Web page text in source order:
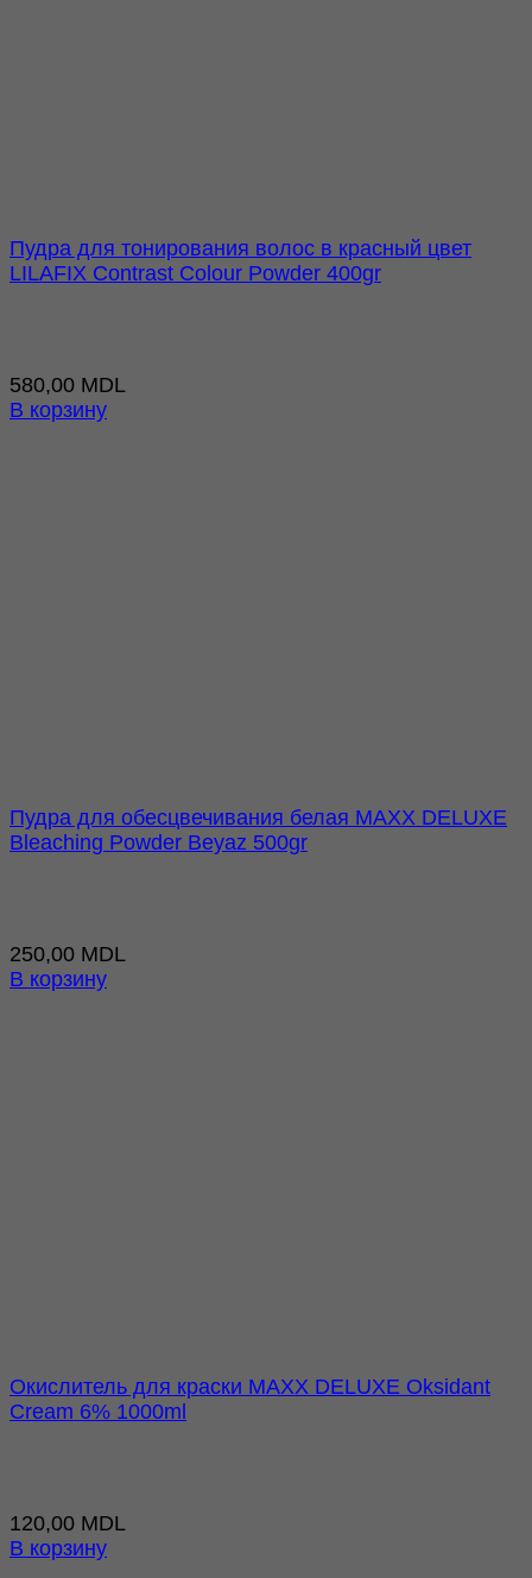
Пудра для тонирования волос в красный цвет
LILAFIX Contrast Colour Powder 400gr
580,00 MDL
В корзину
Пудра для обесцвечивания белая MAXX DELUXE
Bleaching Powder Beyaz 500gr
250,00 MDL
В корзину
Окислитель для краски MAXX DELUXE Oksidant
Cream 6% 1000ml
120,00 MDL
В корзину